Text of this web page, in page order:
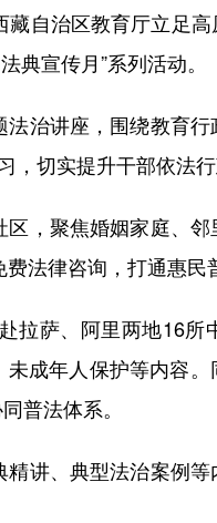
自治区教育厅立足高
宣传月”系列活动。
讲座，围绕教育行
切实提升干部依法行
聚焦婚姻家庭、邻
法律咨询，打通惠民
萨、阿里两地16所
成年人保护等内容
普法体系。
、典型法治案例等